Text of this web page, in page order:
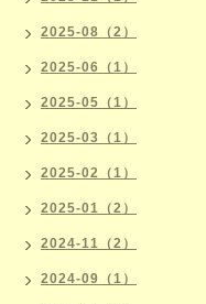
2025-08（2）
2025-06（1）
2025-05（1）
2025-03（1）
2025-02（1）
2025-01（2）
2024-11（2）
2024-09（1）